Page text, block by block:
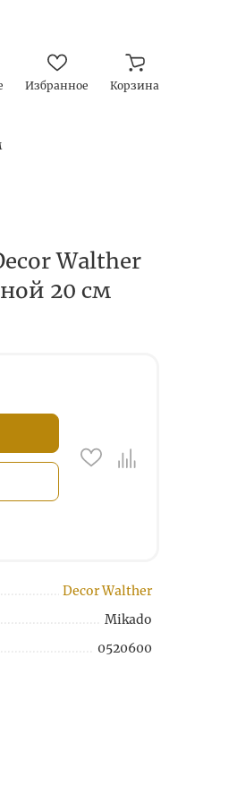
Избранное Корзина
Walther
20 см
Decor Walther
Mikado
0520600